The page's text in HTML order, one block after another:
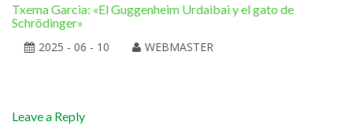
Txema Garcia: «El Guggenheim Urdaibai y el gato de
Schrödinger»
2025 - 06 - 10
WEBMASTER
Leave a Reply